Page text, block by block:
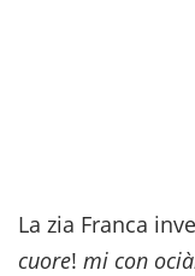
La zia Franca
cuore! mi con